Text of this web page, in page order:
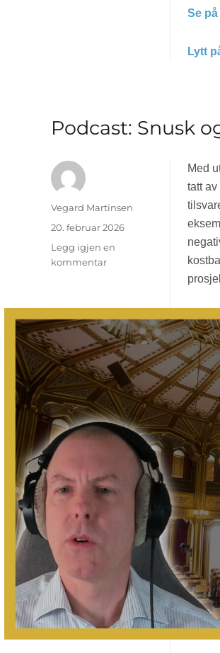
Se
Lytt
Podcast: Snusk
Med
tatt
Forfatter
Vegard Martinsen
Publisert
20. februar 2026
Legg igjen en
kommentar
og
korrupsjon
–
ikke
bare
i
eliten